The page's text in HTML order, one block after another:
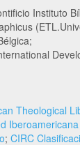
Instituto
Theological
; CIRC